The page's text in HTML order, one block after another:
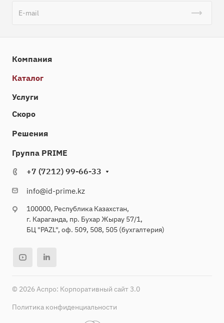
Компания
Каталог
Услуги
Скоро
Решения
Группа PRIME
+7 (7212) 99-66-33
info@id-prime.kz
100000, Республика Казахстан,
г. Караганда, пр. Бухар Жырау 57/1,
БЦ "PAZL", оф. 509, 508, 505 (бухгалтерия)
© 2026 Аспро: Корпоративный сайт 3.0
Политика конфиденциальности